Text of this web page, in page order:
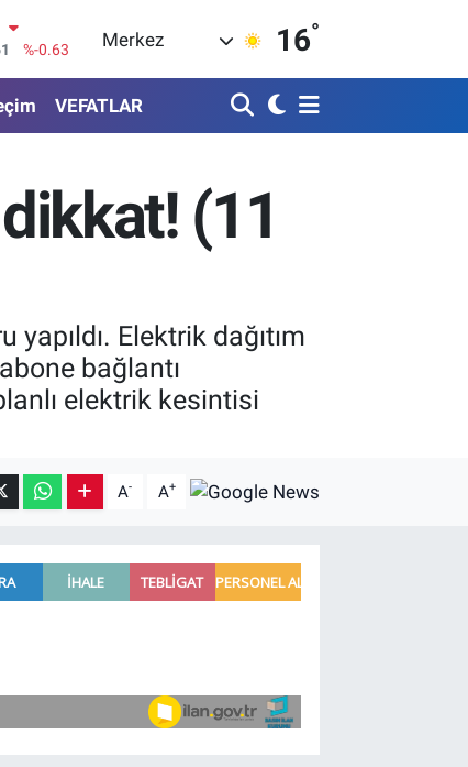
%0.16
%-0.02
%0.07
%70
Merkez 16°
VEFATLAR
(11
Elektrik dağıtım
bağlantı
elektrik kesintisi
A- A+